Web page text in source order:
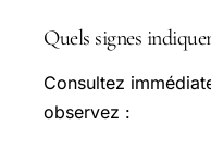
Quels signes
Consultez
observez :